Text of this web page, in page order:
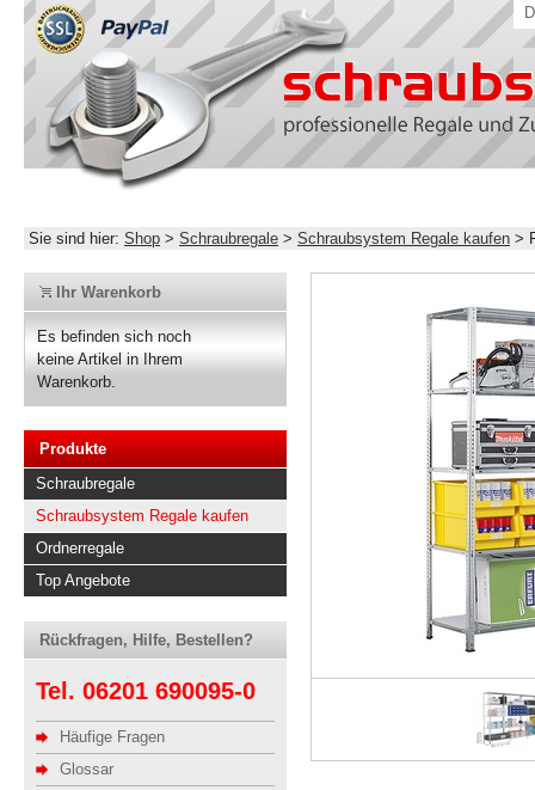
Sie sind hier: Shop > Schraubregale > Schraubsystem Regale kaufen >
Ihr Warenkorb
Es befinden sich noch
keine Artikel in Ihrem
Warenkorb.
Produkte
Schraubregale
Schraubsystem Regale kaufen
Ordnerregale
Top Angebote
Rückfragen, Hilfe, Bestellen?
Tel. 06201 690095-0
Häufige Fragen
Glossar